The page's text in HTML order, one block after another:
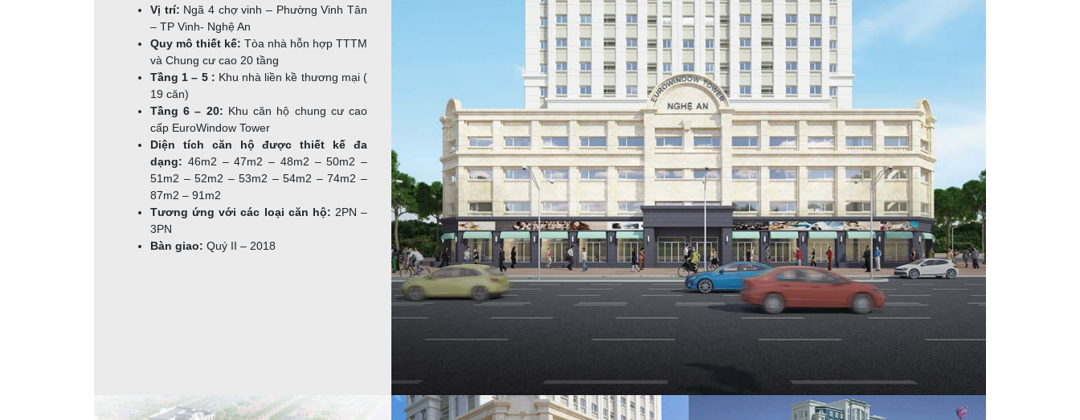
Vị trí: Ngã 4 chợ vinh – Phường Vinh Tân
– TP Vinh- Nghệ An
Quy mô thiết kế: Tòa nhà hỗn hợp TTTM
và Chung cư cao 20 tầng
Tầng 1 – 5 : Khu nhà liền kề thương mại (
19 căn)
Tầng 6 – 20: Khu căn hộ chung cư cao
cấp EuroWindow Tower
Diện tích căn hộ được thiết kế đa
dạng: 46m2 – 47m2 – 48m2 – 50m2 –
51m2 – 52m2 – 53m2 – 54m2 – 74m2 –
87m2 – 91m2
Tương ứng với các loại căn hộ: 2PN –
3PN
Bàn giao: Quý II – 2018